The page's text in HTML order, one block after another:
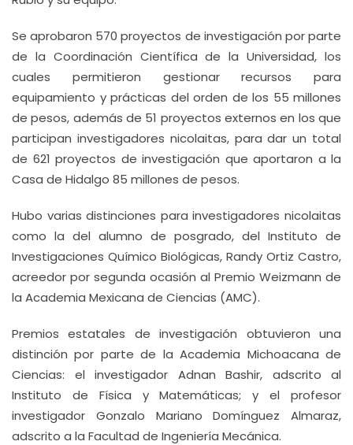
Se aprobaron 570 proyectos de investigación por parte
de la Coordinación Científica de la Universidad, los
cuales permitieron gestionar recursos para
equipamiento y prácticas del orden de los 55 millones
de pesos, además de 51 proyectos externos en los que
participan investigadores nicolaitas, para dar un total
de 621 proyectos de investigación que aportaron a la
Casa de Hidalgo 85 millones de pesos.
Hubo varias distinciones para investigadores nicolaitas
como la del alumno de posgrado, del Instituto de
Investigaciones Químico Biológicas, Randy Ortiz Castro,
acreedor por segunda ocasión al Premio Weizmann de
la Academia Mexicana de Ciencias (AMC).
Premios estatales de investigación obtuvieron una
distinción por parte de la Academia Michoacana de
Ciencias: el investigador Adnan Bashir, adscrito al
Instituto de Física y Matemáticas; y el profesor
investigador Gonzalo Mariano Domínguez Almaraz,
adscrito a la Facultad de Ingeniería Mecánica.